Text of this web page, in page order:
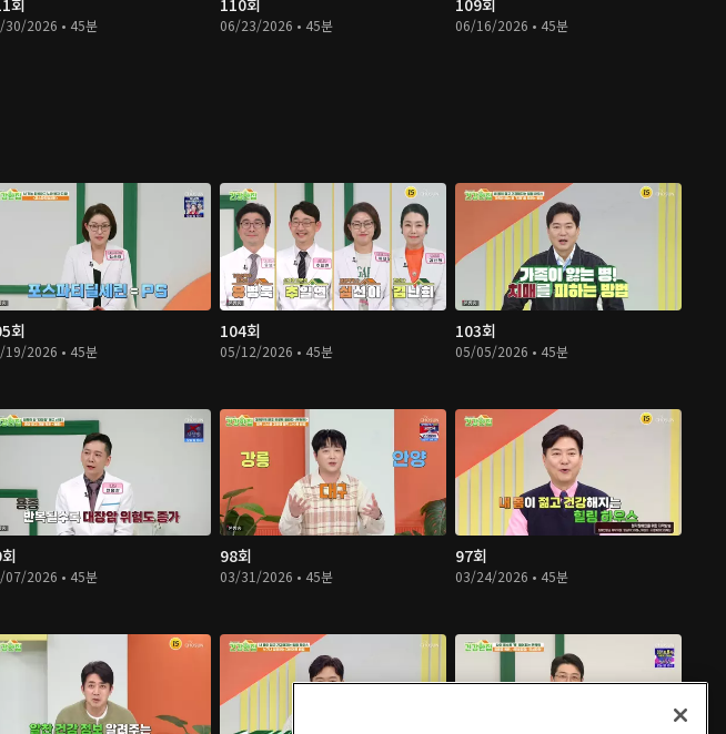
30/2026 • 45분 06/23/2026 • 45분 06/16/2026 • 45분
회
19/2026 • 45분
104회
05/12/2026 • 45분
103회
05/05/2026 • 45분
07/2026 • 45분
98회
03/31/2026 • 45분
97회
03/24/2026 • 45분